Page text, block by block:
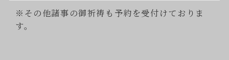
※その他諸事の御祈祷も予約を受付けておりま
す。